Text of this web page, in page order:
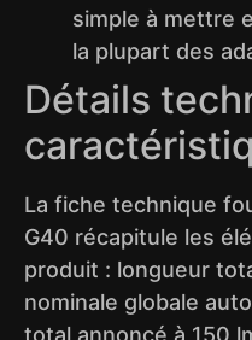
simple à mettre
la plupart des
Détails
La fiche technique
G40 récapitule les
produit : longueur
nominale globale
total annoncé à 150